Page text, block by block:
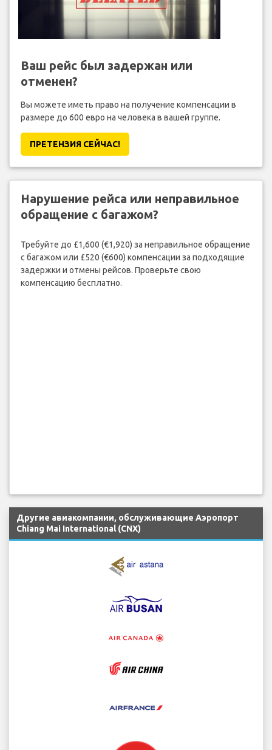
Ваш рейс был задержан или
отменен?
Вы можете иметь право на получение компенсации в
размере до 600 евро на человека в вашей группе.
ПРЕТЕНЗИЯ CЕЙЧАС!
Нарушение рейса или неправильное
обращение с багажом?
Требуйте до £1,600 (€1,920) за неправильное обращение
с багажом или £520 (€600) компенсации за подходящие
задержки и отмены рейсов. Проверьте свою
компенсацию бесплатно.
Другие авиакомпании, обслуживающие Аэропорт
Chiang Mai International (CNX)